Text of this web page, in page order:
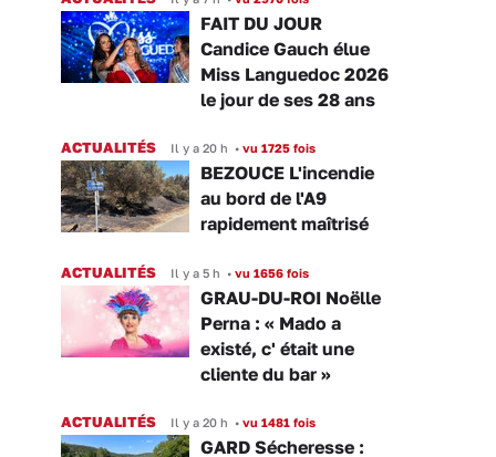
FAIT DU JOUR
Candice Gauch élue
Miss Languedoc 2026
le jour de ses 28 ans
ACTUALITÉS Il y a 20 h • vu 1725 fois
BEZOUCE L'incendie
au bord de l'A9
rapidement maîtrisé
ACTUALITÉS Il y a 5 h • vu 1656 fois
GRAU-DU-ROI Noëlle
Perna : « Mado a
existé, c' était une
cliente du bar »
ACTUALITÉS Il y a 20 h • vu 1481 fois
GARD Sécheresse :